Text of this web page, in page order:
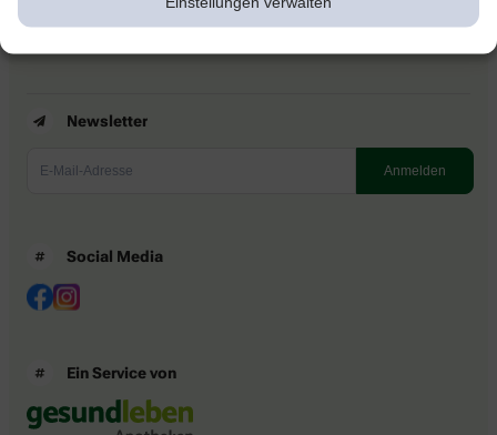
Barrierefreiheitserklärung
Newsletter
Social Media
Ein Service von